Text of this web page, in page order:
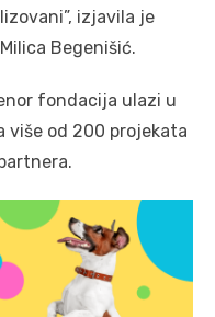
izjavila je
Begenišić.
fondacija ulazi u
više od 200 projekata